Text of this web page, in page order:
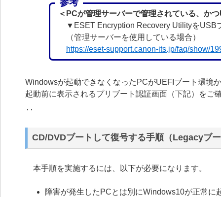
参考
＜PCが管理サーバーで管理されている、か
▼ESET Encryption Recovery UtilityをUSB
（管理サーバーを使用している場合）
https://eset-support.canon-its.jp/faq/show/
Windowsが起動できなくなったPCがUEFIブート環境
起動前に表示されるプリブート認証画面（下記）をご
CD/DVDブートして復号する手順（Legacyブ
本手順を実施するには、以下が必要になります。
障害が発生したPCとは別にWindows10が正常に